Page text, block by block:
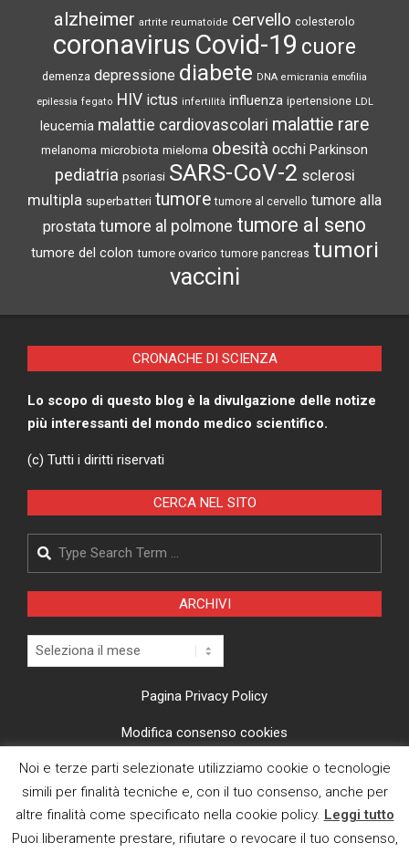
alzheimer artrite reumatoide cervello colesterolo
coronavirus Covid-19 cuore
demenza depressione diabete DNA emicrania emofilia
epilessia fegato HIV ictus infertilità influenza ipertensione LDL
leucemia malattie cardiovascolari malattie rare
melanoma microbiota mieloma obesità occhi Parkinson
pediatria psoriasi SARS-CoV-2 sclerosi
multipla superbatteri tumore tumore al cervello tumore alla
prostata tumore al polmone tumore al seno
tumore del colon tumore ovarico tumore pancreas tumori
vaccini
CRONACHE DI SCIENZA
Lo scopo di questo blog è la divulgazione delle notize
più interessanti del mondo medico scientifico.
(c) Tutti i diritti riservati
CERCA NEL SITO
Search
ARCHIVI
Archivi
Pagina Privacy Policy
Modifica consenso cookies
CI TROVI ANCHE SU
Noi e terze parti selezionate utilizziamo cookie o tecnologie
simili per finalità tecniche e, con il tuo consenso, anche per
altre finalità come specificato nella cookie policy. Leggi tutto
Puoi liberamente prestare, rifiutare o revocare il tuo consenso,